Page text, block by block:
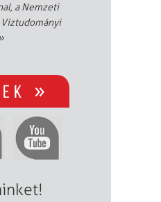
a Nemzeti